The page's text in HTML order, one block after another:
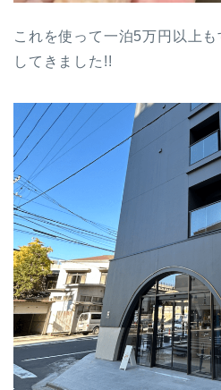
これを使って一泊5万円以上
してきました!!